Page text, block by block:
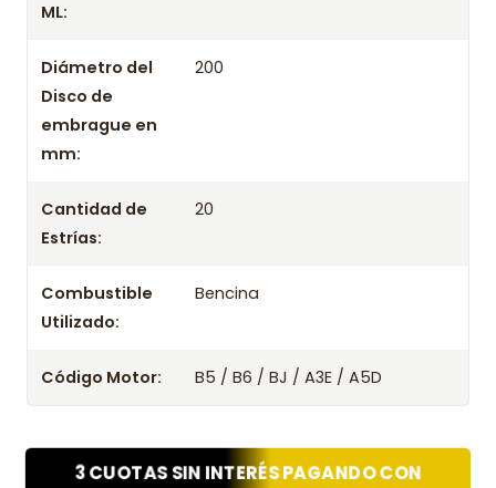
ML:
Diámetro del
Disco de
embrague en
mm:
200
Cantidad de
Estrías:
20
Combustible
Utilizado:
Bencina
Código Motor: B5 / B6 / BJ / A3E / A5D
3 CUOTAS SIN INTERÉS PAGANDO CON